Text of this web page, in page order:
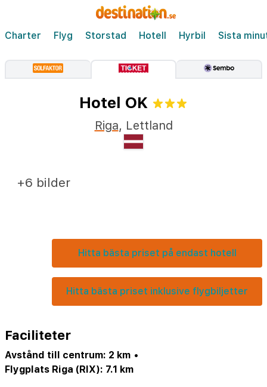
Charter Flyg Storstad Hotell Hyrbil Sista
Hotel OK
Riga, Lettland
Hitta bästa priset på endast hotell
Hitta bästa priset inklusive flygbiljetter
+6 bilder
Faciliteter
Avstånd till centrum: 2 km •
Flygplats Riga (RIX): 7.1 km